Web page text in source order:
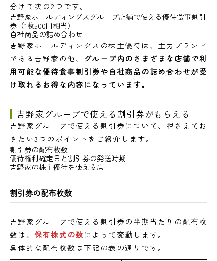
分けて次の2つです。
吉野家ホールディングスグループ店舗で使える優待食事割引
券（1枚500円相当）
自社商品の詰め合わせ
吉野家ホールディングスの株主優待は、主力ブランド
である吉野家の他、
グループ内のさまざまな店舗で利
用可能な優待食事割引券や自社商品の詰め合わせが受
け取れるお得な内容になっています。
吉野家グループで使える割引券がもらえる
吉野家グループで使える割引券について、押さえてお
きたい3つのポイントをご紹介します。
割引券の配布枚数
優待権利確定日と割引券の発送時期
吉野家の株主優待を使える店
割引券の配布枚数
吉野家グループで使える割引券の半期当たりの配布枚
数は、 保有株式の数によって変動します。
具体的な配布枚数は下記の表の通りです。